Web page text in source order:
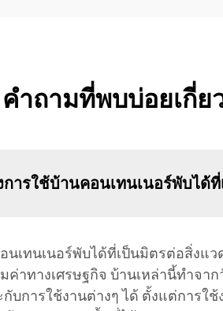
คำถามที่พบบ่อยเกี่
ารใช้บ้านคอนเทนเนอร์พับได้
นเทนเนอร์พับได้ที่เป็นมิตรต่อสิ่งแ
ค่าทางเศรษฐกิจ บ้านเหล่านี้ทำจา
กับการใช้งานต่างๆ ได้ ตั้งแต่การ